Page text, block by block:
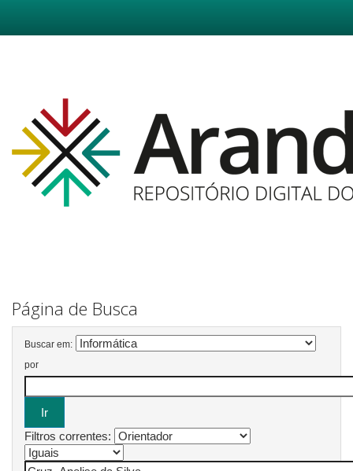
Página de Busca
Buscar em:
por
Filtros correntes: